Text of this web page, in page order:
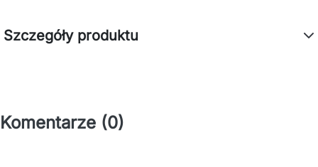
Szczegóły produktu
Komentarze (0)